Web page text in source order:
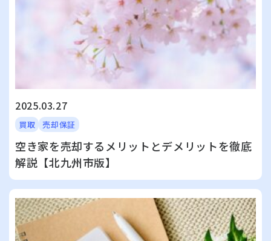
2025.03.27
買取 売却保証
空き家を売却するメリットとデメリットを徹底
解説【北九州市版】